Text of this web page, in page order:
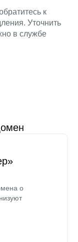
к
Уточнить
в службе
о